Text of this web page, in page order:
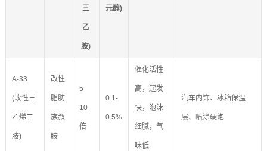
三
乙
胺)
元醇)
A-33
(改性三
乙烯二
胺)
改性
脂肪
族叔
胺
5-
10
倍
0.1-
0.5%
催化活性
高，起发
快，泡沫
细腻，气
味低
汽车内饰、冰箱保温
层、喷涂硬泡